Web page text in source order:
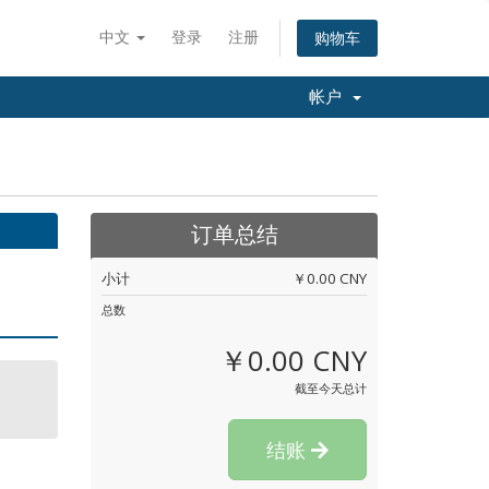
中文 登录 注册 购物车
帐户
订单总结
小计 ￥0.00 CNY
总数
￥0.00 CNY
截至今天总计
结账